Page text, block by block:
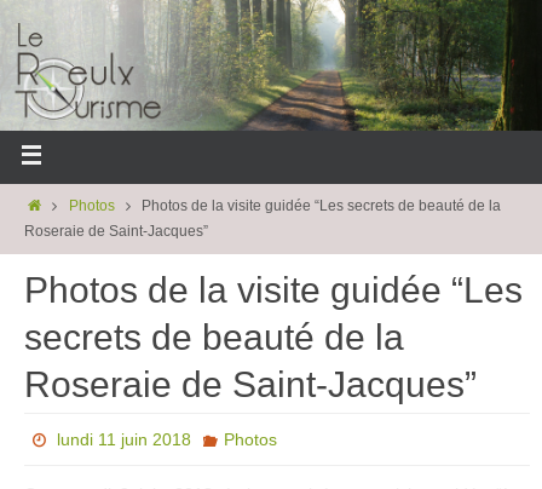
Photos
Photos de la visite guidée “Les secrets de beauté de la
Roseraie de Saint-Jacques”
Photos de la visite guidée “Les
secrets de beauté de la
Roseraie de Saint-Jacques”
lundi 11 juin 2018 Photos